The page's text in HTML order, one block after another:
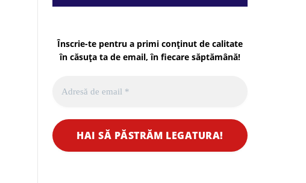
Înscrie-te pentru a primi conținut de calitate
în căsuța ta de email, în fiecare săptămână!